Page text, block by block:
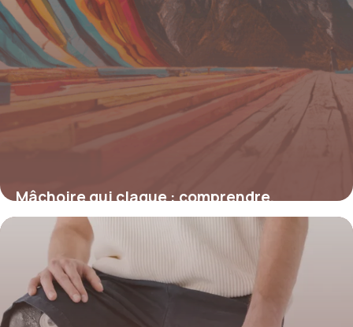
Mâchoire qui claque : comprendre,
prévenir et agir face à ce symptôme
courant
19 juin 2026